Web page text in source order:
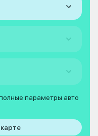
параметры авто